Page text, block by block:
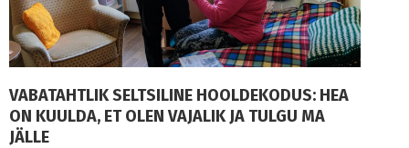
VABATAHTLIK SELTSILINE HOOLDEKODUS: HEA
ON KUULDA, ET OLEN VAJALIK JA TULGU MA
JÄLLE